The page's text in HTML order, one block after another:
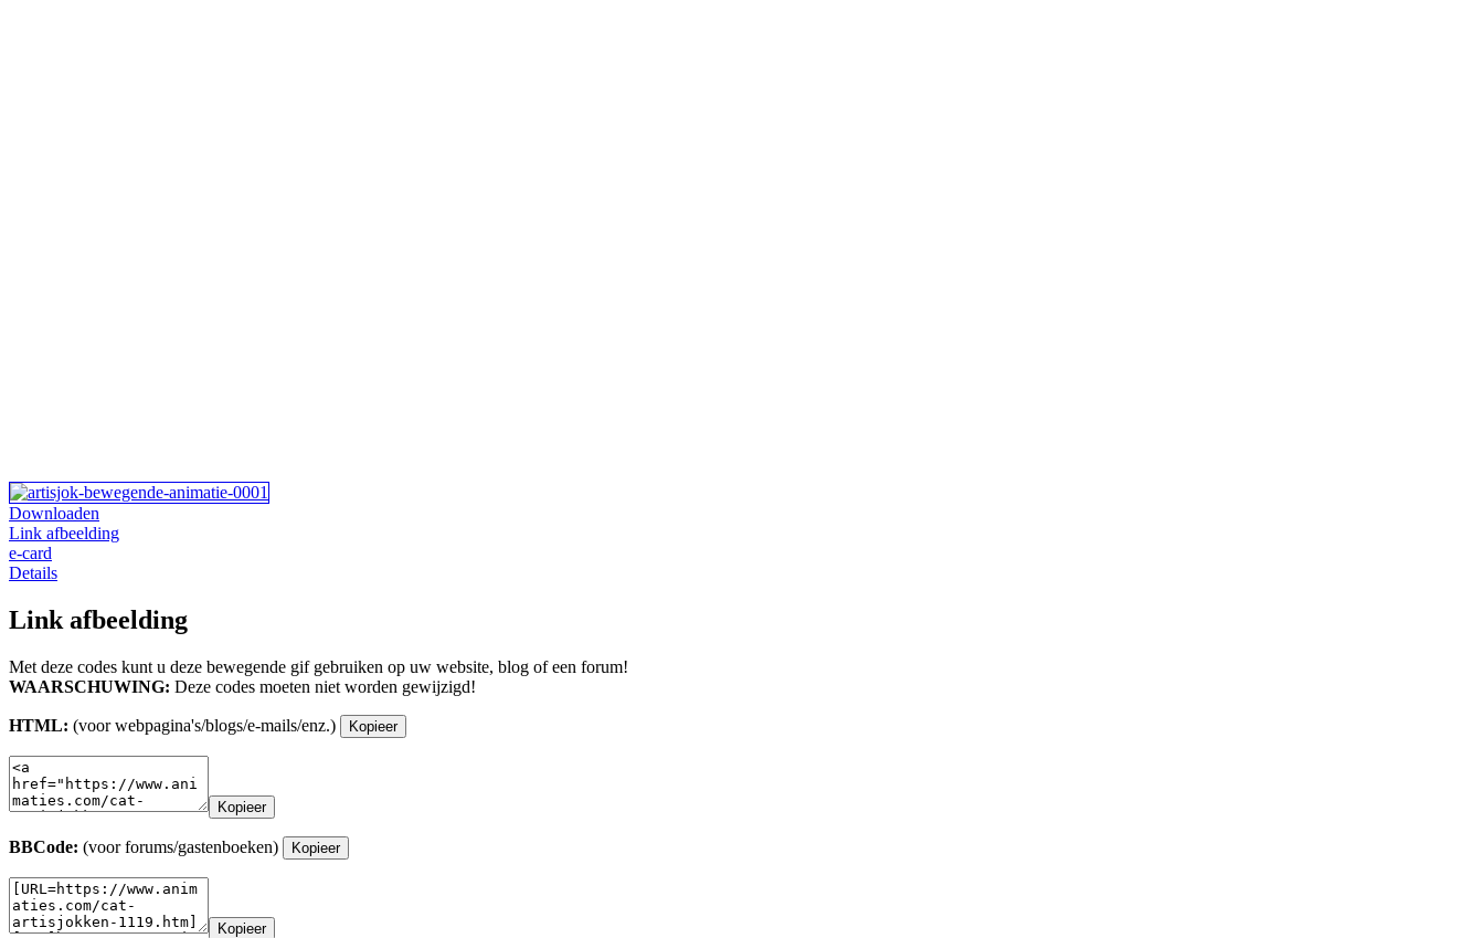
Downloaden
Link afbeelding
e-card
Details
Link afbeelding
Met deze codes kunt u deze bewegende gif gebruiken op uw website, blog of een forum!
WAARSCHUWING: Deze codes moeten niet worden gewijzigd!
HTML: (voor webpagina's/blogs/e-mails/enz.) Kopieer
Kopieer
BBCode: (voor forums/gastenboeken) Kopieer
Kopieer